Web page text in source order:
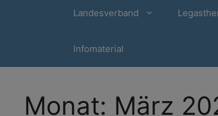
Landesverband
Infomaterial
Monat: März